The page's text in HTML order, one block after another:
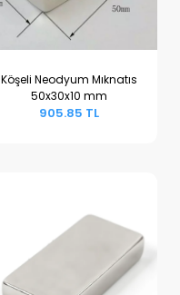
Sepete Ekle
Köşeli Neodyum Mıknatıs
50x30x10 mm
905.85 TL